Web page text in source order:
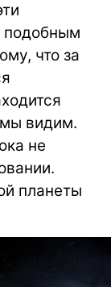
подобным
что за
мы видим.
не
планеты